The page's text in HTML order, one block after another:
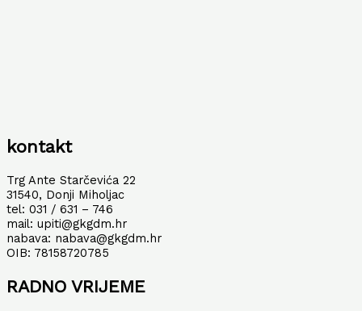
kontakt
Trg Ante Starčevića 22
31540, Donji Miholjac
tel: 031 / 631 – 746
mail: upiti@gkgdm.hr
nabava: nabava@gkgdm.hr
OIB: 78158720785
RADNO VRIJEME